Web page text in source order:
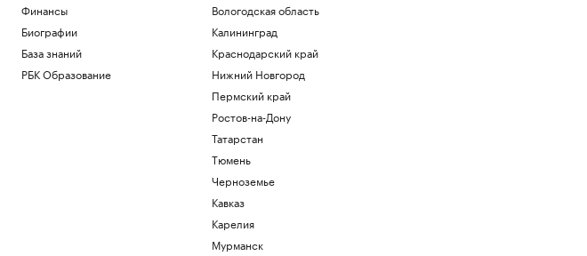
Финансы
Биографии
База знаний
РБК Образование
Вологодская область
Калининград
Краснодарский край
Нижний Новгород
Пермский край
Ростов-на-Дону
Татарстан
Тюмень
Черноземье
Кавказ
Карелия
Мурманск